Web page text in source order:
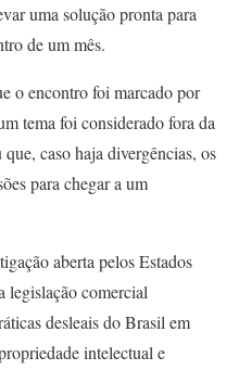
uma solução pronta para
de um mês.
o encontro foi marcado por
tema foi considerado fora da
caso haja divergências, os
para chegar a um
aberta pelos Estados
legislação comercial
desleais do Brasil em
intelectual e